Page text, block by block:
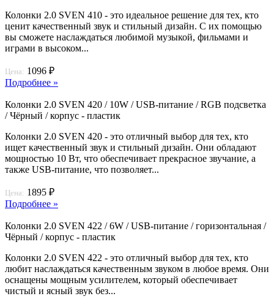
Колонки 2.0 SVEN 410 - это идеальное решение для тех, кто
ценит качественный звук и стильный дизайн. С их помощью
вы сможете наслаждаться любимой музыкой, фильмами и
играми в высоком...
Цена: 1096 ₽
Подробнее »
Колонки 2.0 SVEN 420 / 10W / USB-питание / RGB подсветка
/ Чёрный / корпус - пластик
Колонки 2.0 SVEN 420 - это отличный выбор для тех, кто
ищет качественный звук и стильный дизайн. Они обладают
мощностью 10 Вт, что обеспечивает прекрасное звучание, а
также USB-питание, что позволяет...
Цена: 1895 ₽
Подробнее »
Колонки 2.0 SVEN 422 / 6W / USB-питание / горизонтальная /
Чёрный / корпус - пластик
Колонки 2.0 SVEN 422 - это отличный выбор для тех, кто
любит наслаждаться качественным звуком в любое время. Они
оснащены мощным усилителем, который обеспечивает
чистый и ясный звук без...